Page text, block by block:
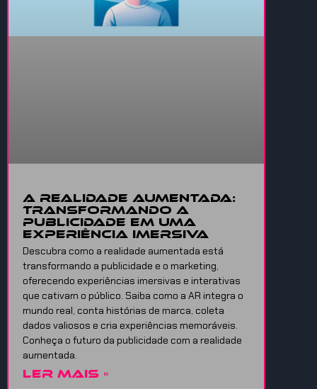
A Realidade Aumentada:
Transformando a
Publicidade em uma
Experiência Imersiva
Descubra como a realidade aumentada está
transformando a publicidade e o marketing,
oferecendo experiências imersivas e interativas
que cativam o público. Saiba como a AR integra o
mundo real, conta histórias de marca, coleta
dados valiosos e cria experiências memoráveis.
Conheça o futuro da publicidade com a realidade
aumentada.
LER MAIS »